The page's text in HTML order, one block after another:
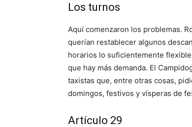
Los turnos
Aquí comenzaron los problemas.
querían restablecer algunos
horarios lo suficientemente
que hay más demanda. El
taxistas que, entre otras cosas,
domingos, festivos y vísperas de
Artículo 29